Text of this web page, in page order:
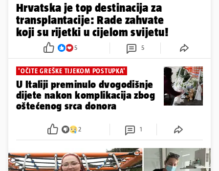
Hrvatska je top destinacija za
transplantacije: Rade zahvate
koji su rijetki u cijelom svijetu!
5 5
'OČITE GREŠKE TIJEKOM POSTUPKA'
U Italiji preminulo dvogodišnje
dijete nakon komplikacija zbog
oštećenog srca donora
2 1